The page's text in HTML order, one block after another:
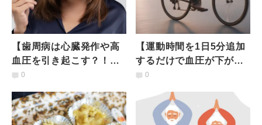
【歯周病は心臓発作や高
血圧を引き起こす？！】
「オーラルケア」が長生
る理由
0
【運動時間を1日5分追加
するだけで血圧が下が
る！？】やり方のポイン
0